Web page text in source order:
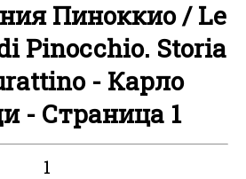
Пиноккио / Le
Pinocchio. Storia
- Карло
- Страница 1
1